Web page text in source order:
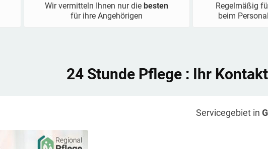
Wir vermitteln Ihnen nur diebesten
für ihre Angehörigen
Regelmäßig
beim
24 Stunde Pflege : Ihr
Servicegebiet in